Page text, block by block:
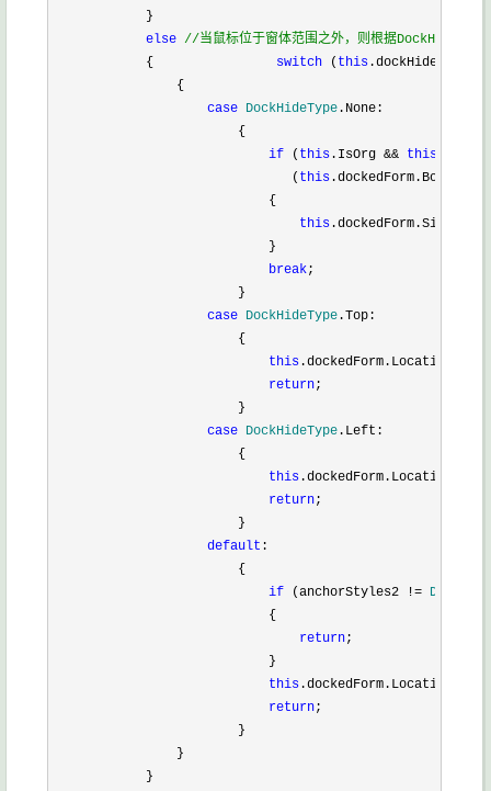
            }
else //当鼠标位于窗体范围之外，则根据
            {
switch ( this .dockHideType)
                {
case DockHideType .None:
                        {
if ( this .IsOrg && this
                               (
this
                            {
this .dockedForm.Size =
                            }
break;
                        }
case DockHideType .Top:
                        {
this .dockedForm.Location =
return;
                        }
case DockHideType .Left:
                        {
this .dockedForm.Location =
return;
                        }
default :
                        {
if (anchorStyles2 !=
                            {
return;
                            }
this .dockedForm.Location =
return;
                        }
                }
            }